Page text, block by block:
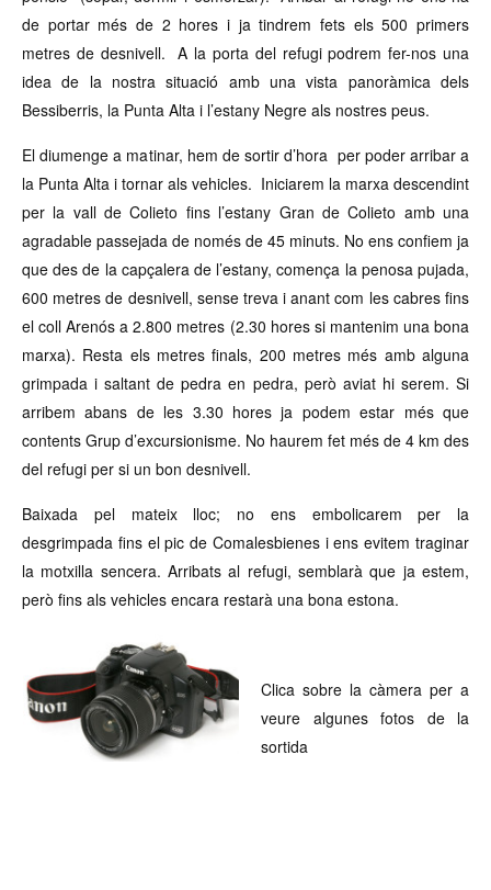
de portar més de 2 hores i ja tindrem fets els 500 primers
metres de desnivell. A la porta del refugi podrem fer-nos una
idea de la nostra situació amb una vista panoràmica dels
Bessiberris, la Punta Alta i l’estany Negre als nostres peus.
El diumenge a matinar, hem de sortir d’hora per poder arribar a
la Punta Alta i tornar als vehicles. Iniciarem la marxa descendint
per la vall de Colieto fins l’estany Gran de Colieto amb una
agradable passejada de només de 45 minuts. No ens confiem ja
que des de la capçalera de l’estany, comença la penosa pujada,
600 metres de desnivell, sense treva i anant com les cabres fins
el coll Arenós a 2.800 metres (2.30 hores si mantenim una bona
marxa). Resta els metres finals, 200 metres més amb alguna
grimpada i saltant de pedra en pedra, però aviat hi serem. Si
arribem abans de les 3.30 hores ja podem estar més que
contents Grup d’excursionisme. No haurem fet més de 4 km des
del refugi per si un bon desnivell.
Baixada pel mateix lloc; no ens embolicarem per la
desgrimpada fins el pic de Comalesbienes i ens evitem traginar
la motxilla sencera. Arribats al refugi, semblarà que ja estem,
però fins als vehicles encara restarà una bona estona.
Clica sobre la càmera per a
veure algunes fotos de la
sortida